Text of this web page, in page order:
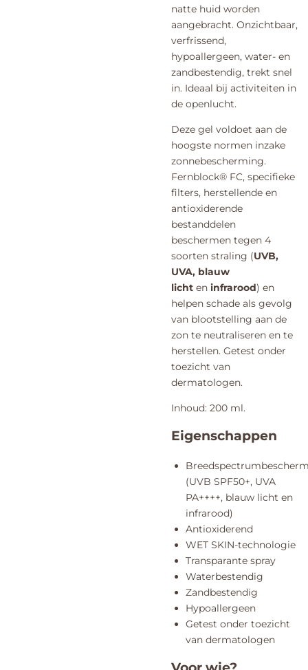
natte huid worden
aangebracht. Onzichtbaar,
verfrissend,
hypoallergeen, water- en
zandbestendig, trekt snel
in. Ideaal bij activiteiten in
de openlucht.
Deze gel voldoet aan de
hoogste normen inzake
zonnebescherming.
Fernblock® FC, specifieke
filters, herstellende en
antioxiderende
bestanddelen
beschermen tegen 4
soorten straling (UVB,
UVA, blauw
licht en infrarood) en
helpen schade als gevolg
van blootstelling aan de
zon te neutraliseren en te
herstellen. Getest onder
toezicht van
dermatologen.
Inhoud: 200 ml.
Eigenschappen
(UVB SPF50+, UVA
PA++++, blauw licht en
infrarood)
Antioxiderend
WET SKIN-technologie
Transparante spray
Waterbestendig
Zandbestendig
Hypoallergeen
Getest onder toezicht
van dermatologen